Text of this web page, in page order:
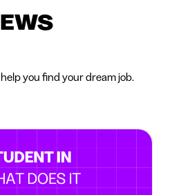
you find your dream job.